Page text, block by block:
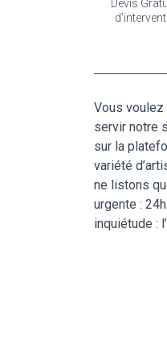
Devis
Vous voulez
servir notre
sur la
variété
ne listons
urgente :
inquiétude :